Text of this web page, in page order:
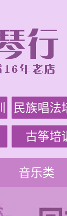
民族唱法
古筝培
音乐类